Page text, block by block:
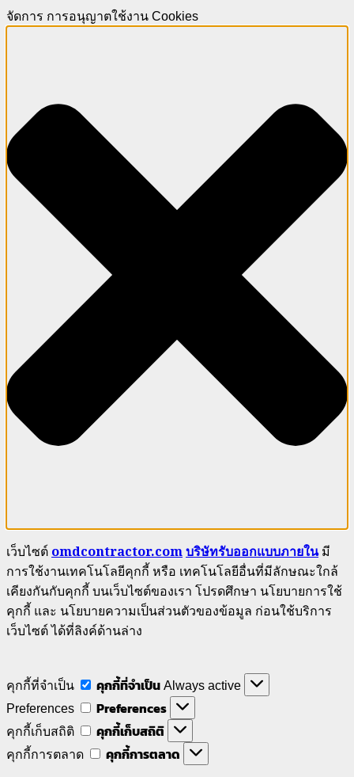
จัดการ การอนุญาตใช้งาน Cookies
เว็บไซต์ omdcontractor.comบริษัทรับออกแบบภายในมี
การใช้งานเทคโนโลยีคุกกี้ หรือ เทคโนโลยีอื่นที่มีลักษณะใกล้
เคียงกันกับคุกกี้ บนเว็บไซต์ของเรา โปรดศึกษา นโยบายการใช้
คุกกี้ และ นโยบายความเป็นส่วนตัวของข้อมูล ก่อนใช้บริการ
เว็บไซต์ ได้ที่ลิงค์ด้านล่าง
คุกกี้ที่จำเป็น คุกกี้ที่จำเป็น Always active
Preferences
Preferences
คุกกี้เก็บสถิติ คุกกี้เก็บสถิติ
คุกกี้การตลาด
คุกกี้การตลาด